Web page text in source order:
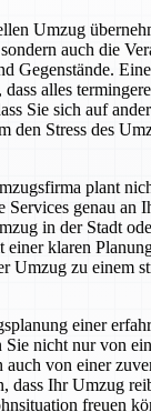
Umzug
auch die
Gegenstände.
alles
Sie sich auf
den Stress des
plant
Services genau an
in der Stadt
einer klaren
Umzug zu einem
einer
Sie nicht nur von
auch von einer
dass Ihr Umzug
freuen